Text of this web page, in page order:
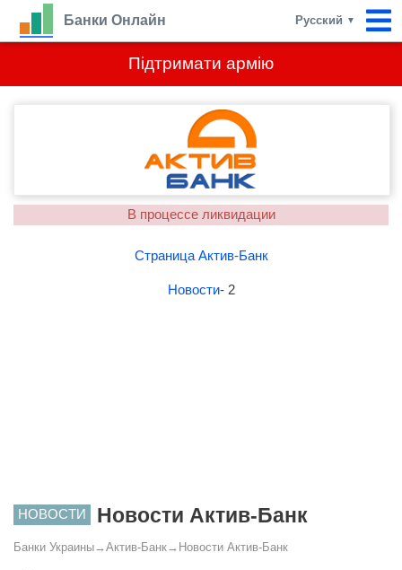
Підтримати армію
Банки Онлайн Русский ▼
В процессе ликвидации
Страница Актив-Банк
Новости- 2
НОВОСТИ Новости Актив-Банк
Банки Украины→ Актив-Банк→ Новости Актив-Банк